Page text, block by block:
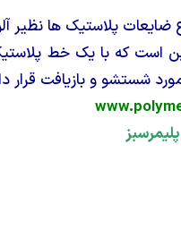
ضایعات پلاستیک ها
است که با یک خط
شستشو و بازیافت قرار